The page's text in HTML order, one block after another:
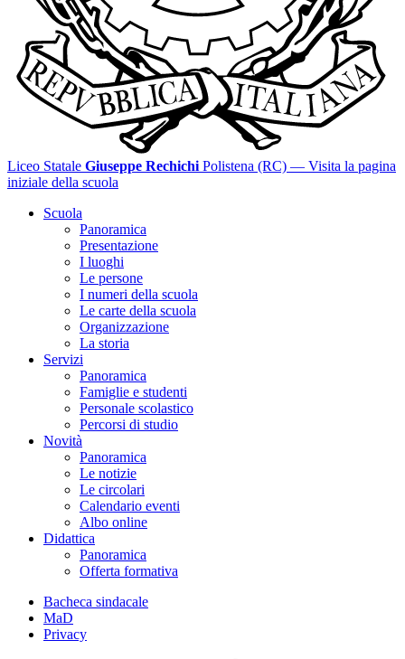
Liceo Statale Giuseppe Rechichi Polistena (RC) — Visita la pagina
iniziale della scuola
Scuola
Panoramica
Presentazione
I luoghi
Le persone
I numeri della scuola
Le carte della scuola
Organizzazione
La storia
Servizi
Panoramica
Famiglie e studenti
Personale scolastico
Percorsi di studio
Novità
Panoramica
Le notizie
Le circolari
Calendario eventi
Albo online
Didattica
Panoramica
Offerta formativa
Bacheca sindacale
MaD
Privacy